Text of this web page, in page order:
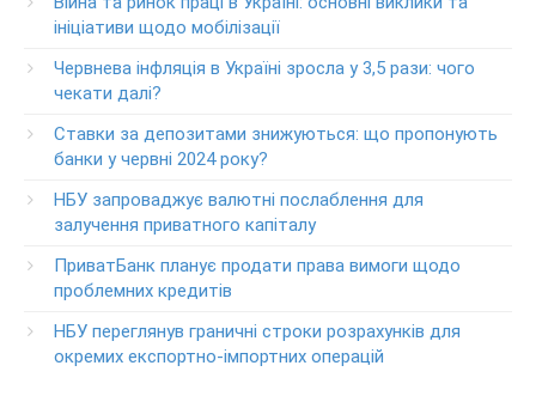
Круглосуточный телефон поддержки VIP­-клиентов
ПриватБанка
+38-056-716-12-12
+38-073-900-00-02
Круглосуточный телефон поддержки владельцев карт
класса GOLD
Круглосуточный телефон поддержки обслуживания
0-800-500-030
0-800-500-804
ініціативи щодо мобілізації
Червнева інфляція в Україні зросла у 3,5 рази: чого
чекати далі?
Ставки за депозитами знижуються: що пропонують
банки у червні 2024 року?
НБУ запроваджує валютні послаблення для
залучення приватного капіталу
ПриватБанк планує продати права вимоги щодо
проблемних кредитів
НБУ переглянув граничні строки розрахунків для
окремих експортно-імпортних операцій